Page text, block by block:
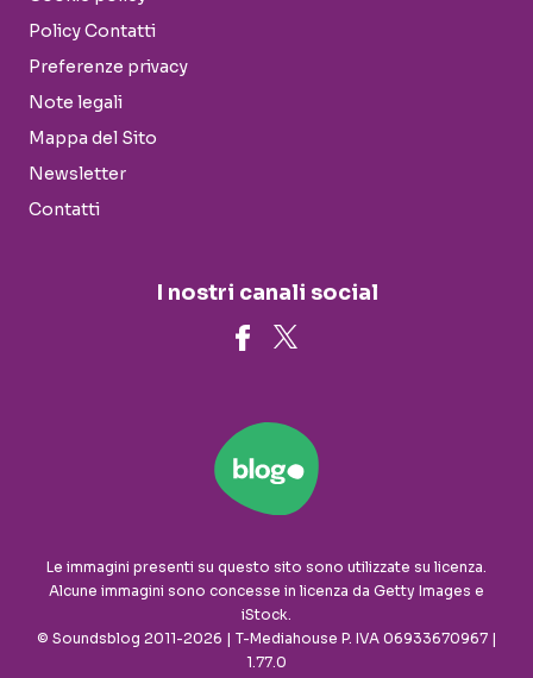
Policy Contatti
Preferenze privacy
Note legali
Mappa del Sito
Newsletter
Contatti
I nostri canali social
Le immagini presenti su questo sito sono utilizzate su licenza.
Alcune immagini sono concesse in licenza da Getty Images e
iStock.
© Soundsblog 2011-2026 | T-Mediahouse P. IVA 06933670967 |
1.77.0